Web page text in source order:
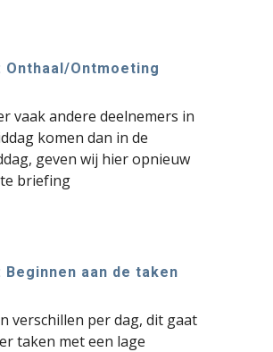
Onthaal/Ontmoeting
vaak andere deelnemers in
komen dan in de
geven wij hier opnieuw
briefing
Beginnen aan de taken
verschillen per dag, dit gaat
taken met een lage